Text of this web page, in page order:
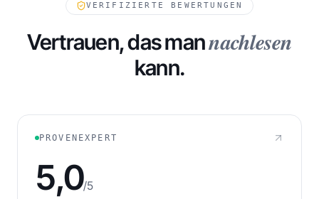
FORDERUNGEN IN WARTESTELLUNG
VERIFIZIERTE BEWERTUNGEN
Vertrauen, das mannachlesen
kann.
PROVENEXPERT
5,0/5